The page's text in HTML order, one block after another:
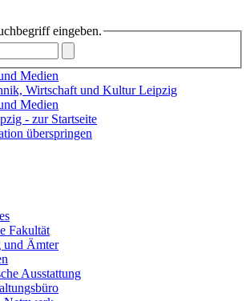
eingeben.
Medien
Wirtschaft und Kultur Leipzig
Medien
überspringen
Fakultät
und Ämter
Ausstattung